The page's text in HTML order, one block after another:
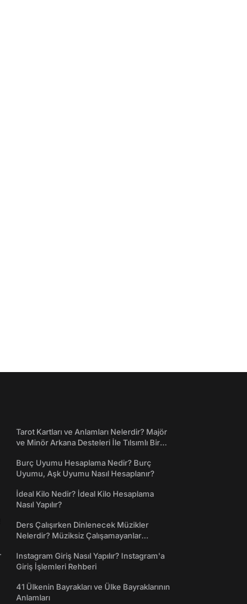
Tarot Kartları ve Anlamları Nelerdir? Majör
ve Minör Arkana Desteleri İle Tılsımlı Bir
Burç Uyumu Hesaplama Nedir? Burç
Uyumu, Aşk Uyumu Nasıl Hesaplanır?
İdeal Kilo Nedir? İdeal Kilo Hesaplama
Nasıl Yapılır?
Ders Çalışırken Dinlenecek Müzikler
Nelerdir? Müziksiz Çalışamayanlar
Instagram Giriş Nasıl Yapılır? Instagram'a
Giriş İşlemleri Rehberi
41 Ülkenin Bayrakları ve Ülke Bayraklarının
Anlamları